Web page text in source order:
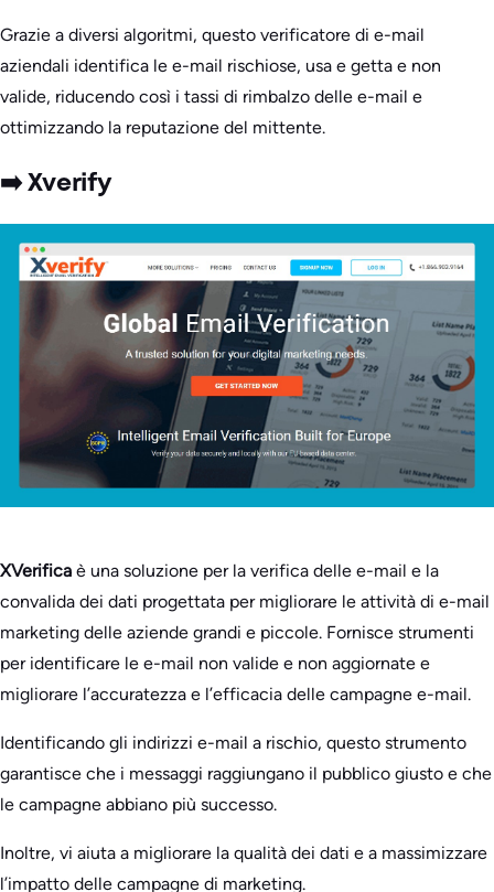
Grazie a diversi algoritmi, questo verificatore di e-mail
aziendali identifica le e-mail rischiose, usa e getta e non
valide, riducendo così i tassi di rimbalzo delle e-mail e
ottimizzando la reputazione del mittente.
➡️ Xverify
XVerifica è una soluzione per la verifica delle e-mail e la
convalida dei dati progettata per migliorare le attività di e-mail
marketing delle aziende grandi e piccole. Fornisce strumenti
per identificare le e-mail non valide e non aggiornate e
migliorare l’accuratezza e l’efficacia delle campagne e-mail.
Identificando gli indirizzi e-mail a rischio, questo strumento
garantisce che i messaggi raggiungano il pubblico giusto e che
le campagne abbiano più successo.
Inoltre, vi aiuta a migliorare la qualità dei dati e a massimizzare
l’impatto delle campagne di marketing.